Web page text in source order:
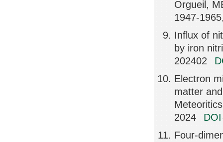
Orgueil,
1947-
Influx of
by iron
202402
Electron
matter
2024
Four-